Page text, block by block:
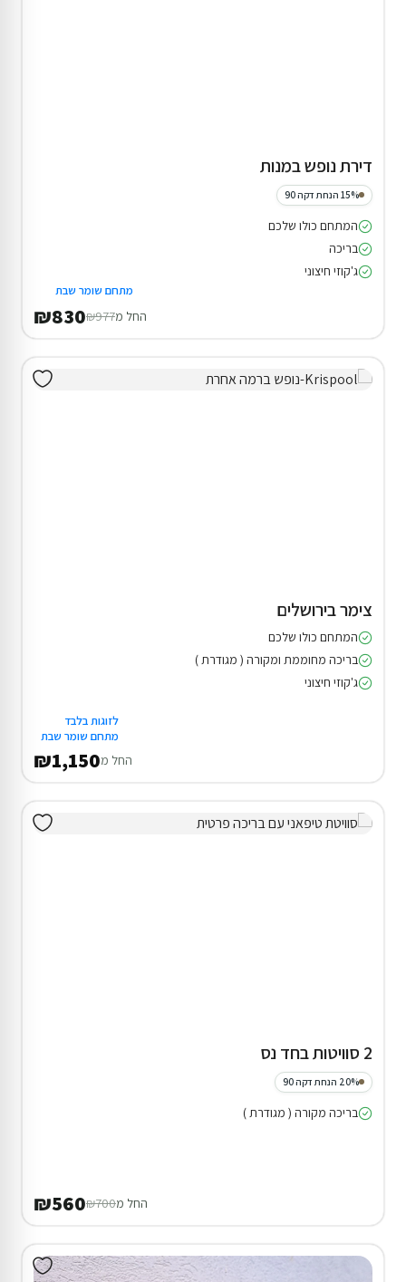
דירת נופש במנות
15% הנחת דקה 90
המתחם כולו שלכם
בריכה
ג'קוזי חיצוני
מתחם שומר שבת
החל מ₪977
₪830
צימר בירושלים
המתחם כולו שלכם
בריכה מחוממת ומקורה ( מגודרת )
ג'קוזי חיצוני
לזוגות בלבד
מתחם שומר שבת
החל מ₪1,150
2 סוויטות בחד נס
20% הנחת דקה 90
בריכה מקורה ( מגודרת )
החל מ₪700
₪560